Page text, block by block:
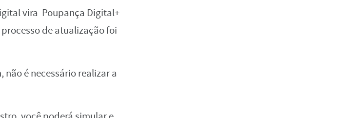
vira Poupança Digital+
de atualização foi
não é necessário realizar a